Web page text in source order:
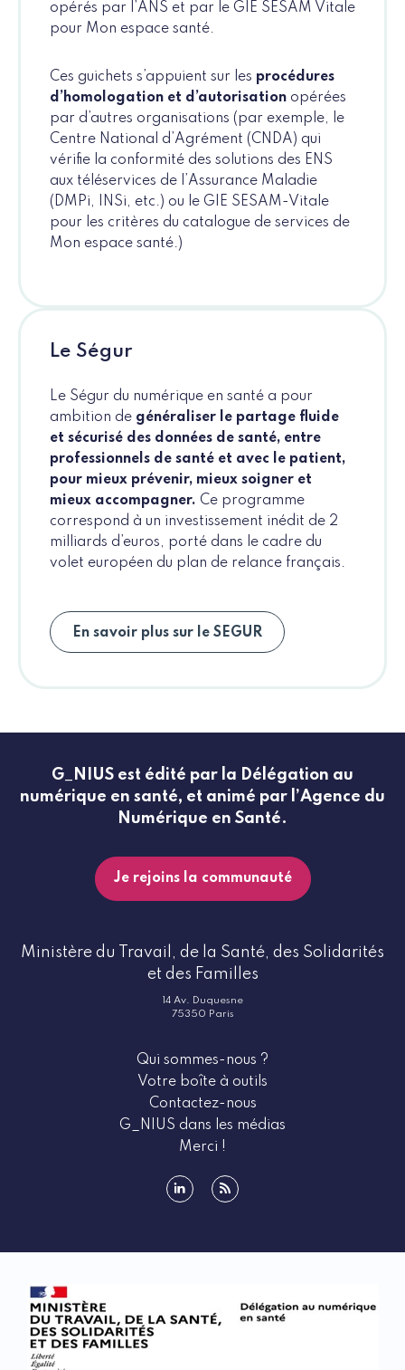
opérés par l’ANS et par le GIE SESAM Vitale
pour Mon espace santé.
Ces guichets s’appuient sur les procédures
d’homologation et d’autorisation opérées
par d’autres organisations (par exemple, le
Centre National d’Agrément (CNDA) qui
vérifie la conformité des solutions des ENS
aux téléservices de l’Assurance Maladie
(DMPi, INSi, etc.) ou le GIE SESAM-Vitale
pour les critères du catalogue de services de
Mon espace santé.)
Le Ségur
Le Ségur du numérique en santé a pour
ambition de généraliser le partage fluide
et sécurisé des données de santé, entre
professionnels de santé et avec le patient,
pour mieux prévenir, mieux soigner et
mieux accompagner. Ce programme
correspond à un investissement inédit de 2
milliards d’euros, porté dans le cadre du
volet européen du plan de relance français.
En savoir plus sur le SEGUR
G_NIUS est édité par la Délégation au
numérique en santé, et animé par l’Agence du
Numérique en Santé.
Je rejoins la communauté
Ministère du Travail, de la Santé, des Solidarités
et des Familles
14 Av. Duquesne
75350 Paris
Qui sommes-nous ?
Votre boîte à outils
Contactez-nous
G_NIUS dans les médias
Merci !